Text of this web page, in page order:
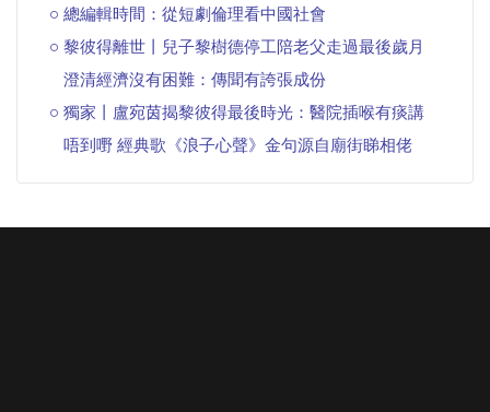
總編輯時間：從短劇倫理看中國社會
黎彼得離世丨兒子黎樹德停工陪老父走過最後歲月
澄清經濟沒有困難：傳聞有誇張成份
獨家丨盧宛茵揭黎彼得最後時光：醫院插喉有痰講
唔到嘢 經典歌《浪子心聲》金句源自廟街睇相佬